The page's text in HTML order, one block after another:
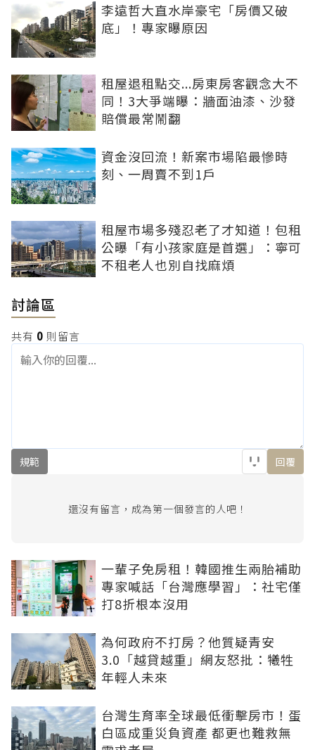
李遠哲大直水岸豪宅「房價又破
底」！專家曝原因
租屋退租點交...房東房客觀念大不
同！3大爭端曝：牆面油漆、沙發
賠償最常鬧翻
資金沒回流！新案市場陷最慘時
刻、一周賣不到1戶
租屋市場多殘忍老了才知道！包租
公曝「有小孩家庭是首選」：寧可
不租老人也別自找麻煩
討論區
共有 0 則留言
規範 回覆
還沒有留言，成為第一個發言的人吧！
一輩子免房租！韓國推生兩胎補助
專家喊話「台灣應學習」：社宅僅
打8折根本沒用
為何政府不打房？他質疑青安
3.0「越貸越重」網友怒批：犧牲
年輕人未來
台灣生育率全球最低衝擊房市！蛋
白區成重災負資產 都更也難救無